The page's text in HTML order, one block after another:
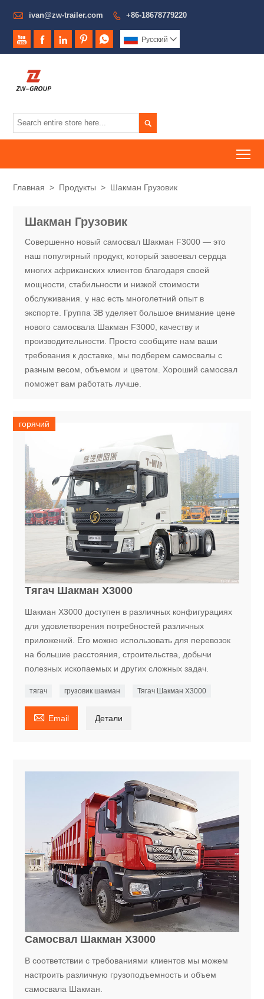
 ivan@zw-trailer.com  +86-18678779220
     Pусский 

Главная > Продукты > Шакман Грузовик
Шакман Грузовик
Совершенно новый самосвал Шакман F3000 — это
наш популярный продукт, который завоевал сердца
многих африканских клиентов благодаря своей
мощности, стабильности и низкой стоимости
обслуживания. у нас есть многолетний опыт в
экспорте. Группа ЗВ уделяет большое внимание цене
нового самосвала Шакман F3000, качеству и
производительности. Просто сообщите нам ваши
требования к доставке, мы подберем самосвалы с
разным весом, объемом и цветом. Хороший самосвал
поможет вам работать лучше.
горячий
Тягач Шакман X3000
Шакман X3000 доступен в различных конфигурациях
для удовлетворения потребностей различных
приложений. Его можно использовать для перевозок
на большие расстояния, строительства, добычи
полезных ископаемых и других сложных задач.
тягач грузовик шакман Тягач Шакман X3000
 Email Детали
Самосвал Шакман X3000
В соответствии с требованиями клиентов мы можем
настроить различную грузоподъемность и объем
самосвала Шакман.